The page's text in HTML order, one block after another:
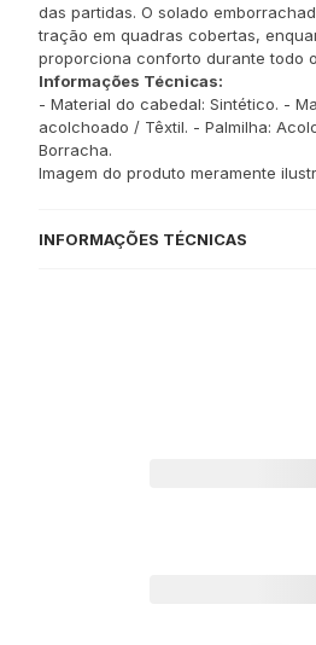
das partidas. O solado
tração em quadras cobertas,
proporciona conforto durante todo
Informações Técnicas:
- Material do cabedal: Sintético. -
acolchoado / Têxtil. - Palmilha:
Borracha.
Imagem do produto meramente
INFORMAÇÕES TÉCNICAS